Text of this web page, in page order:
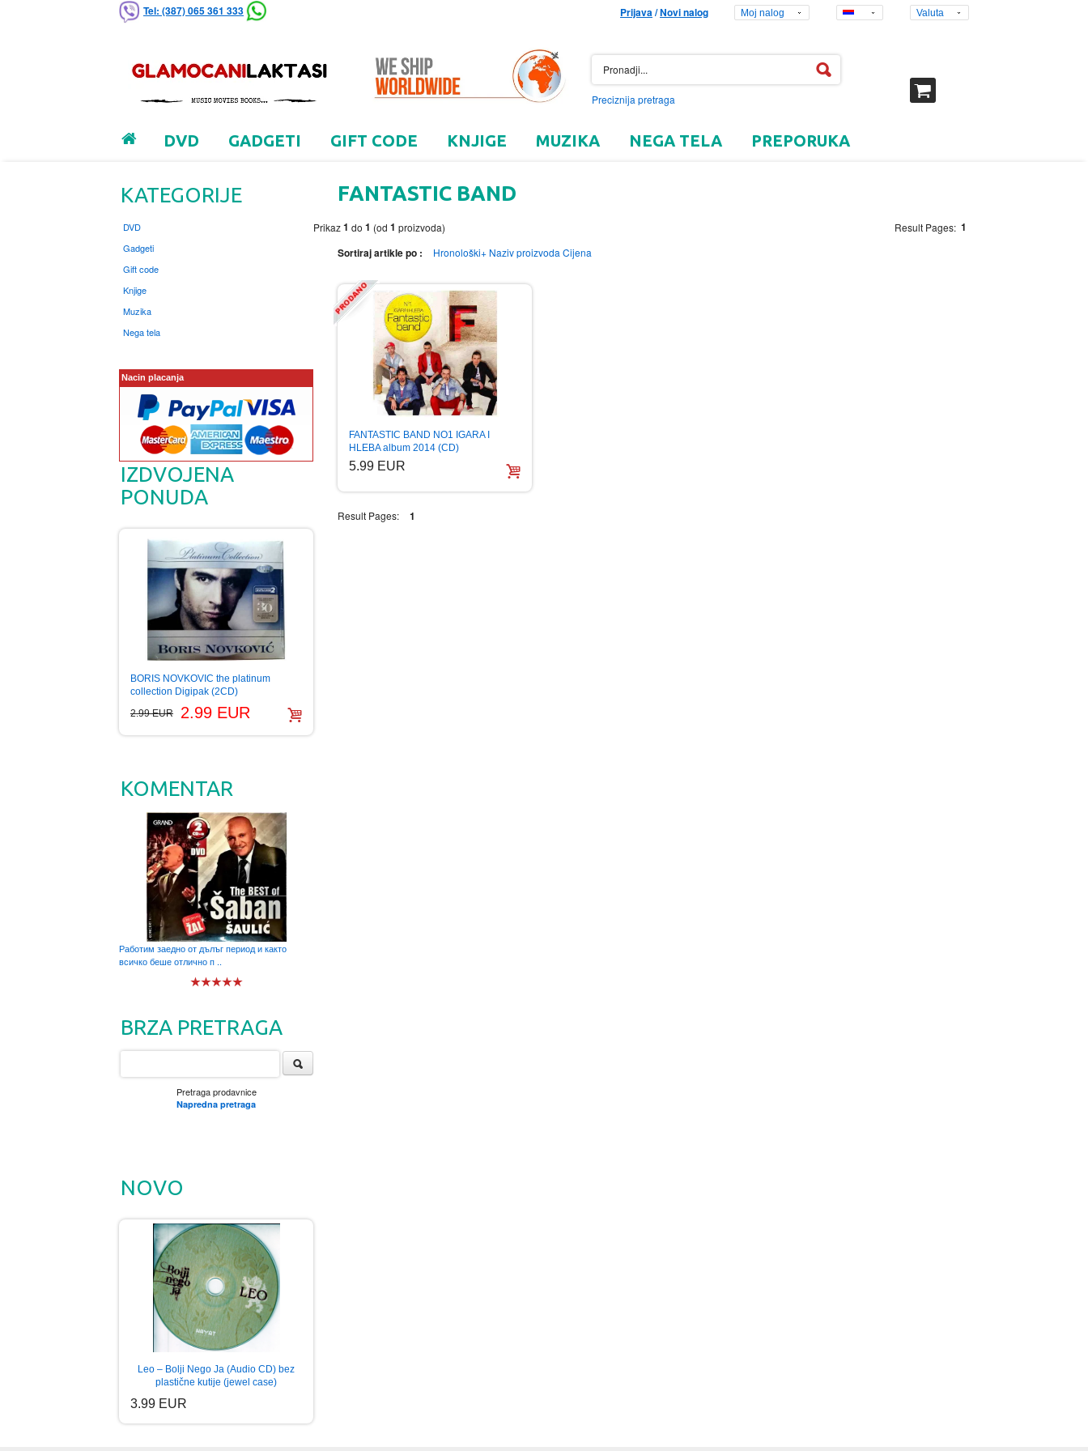
Tel: (387) 065 361 333 Prijava/Novi nalog Moj nalog Valuta
Preciznija pretraga
DVD GADGETI GIFT CODE KNJIGE MUZIKA NEGA TELA PREPORUKA
FANTASTIC BAND
Result Pages: 1
Prikaz1 do 1 (od 1 proizvoda)
Sortiraj artikle po : Hronološki+ Naziv proizvoda Cijena
FANTASTIC BAND NO1 IGARA I
HLEBA album 2014 (CD)
5.99 EUR
Result Pages: 1
KATEGORIJE
DVD
Gadgeti
Gift code
Knjige
Muzika
Nega tela
Nacin placanja
IZDVOJENA
PONUDA
BORIS NOVKOVIC the platinum
collection Digipak (2CD)
2.99 EUR
2.99 EUR
KOMENTAR
Работим заедно от дълъг период и както
всичко беше отлично п ..
BRZA PRETRAGA
Pretraga prodavnice
Napredna pretraga
NOVO
Leo – Bolji Nego Ja (Audio CD) bez
plastične kutije (jewel case)
3.99 EUR